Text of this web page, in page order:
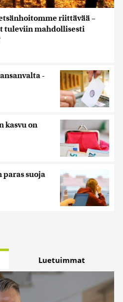
riittävää –
tuleviin mahdollisesti
-
kasvu on
suoja
Luetuimmat